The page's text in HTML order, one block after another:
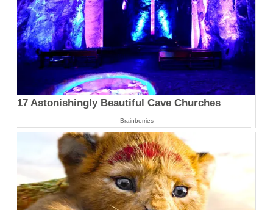
17 Astonishingly Beautiful Cave Churches
Brainberries